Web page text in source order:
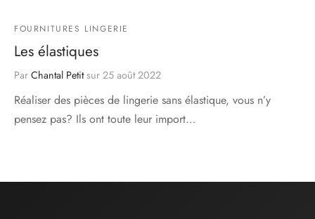
FOURNITURES LINGERIE
Les élastiques
Par Chantal Petitsur 25 août 2022
Réaliser des pièces de lingerie sans élastique, vous n’y
pensez pas? Ils ont toute leur import…